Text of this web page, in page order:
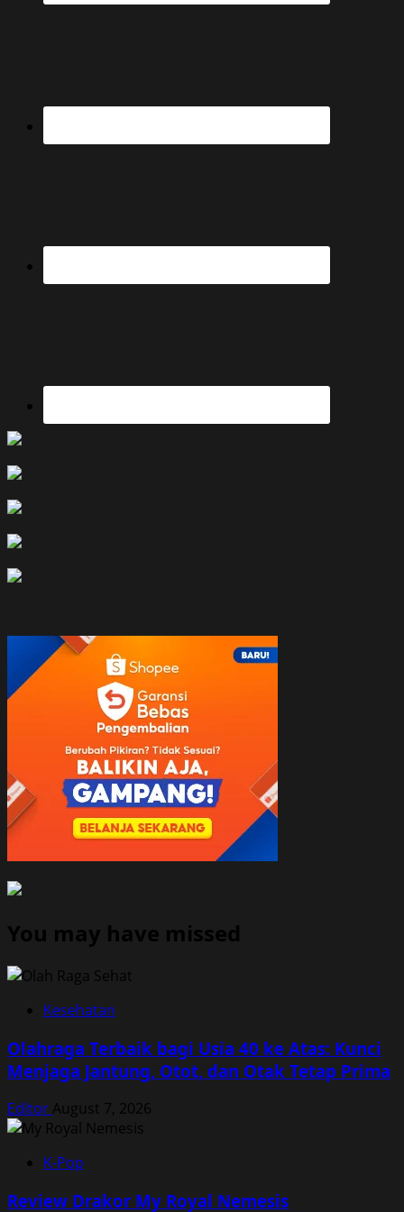
You may have missed
Kesehatan
Olahraga Terbaik bagi Usia 40 ke Atas: Kunci
Menjaga Jantung, Otot, dan Otak Tetap Prima
Editor August 7, 2026
K-Pop
Review Drakor My Royal Nemesis